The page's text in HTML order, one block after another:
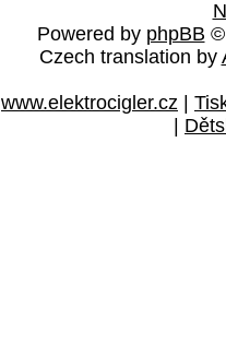
Powered by phpBB ©
Czech translation by
www.elektrocigler.cz